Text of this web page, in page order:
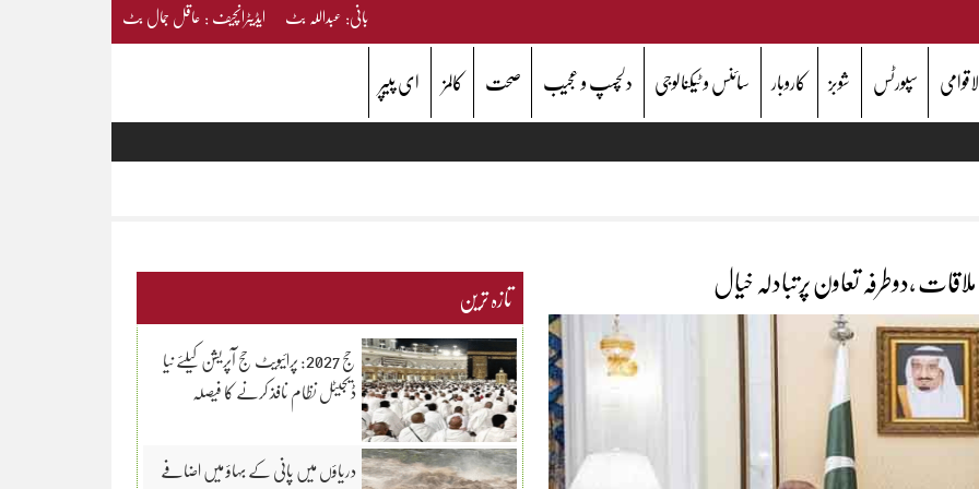
بانی: عبداللہ بٹ ایڈیٹرانچیف : عاقل جمال بٹ
سپورٹس شوبز کاروبار سائنس و ٹیکنالوجی دلچسپ و عجیب صحت کالمز ای پیپر
،دوطرفہ تعاون پرتبادلہ خیال تازہ ترین
حج 2027: پرائیویٹ حج آپریشن کیلئے نیا
ڈیجیٹل نظام نافذ کرنے کا فیصلہ
دریاؤں میں پانی کے بہاؤ میں اضافے